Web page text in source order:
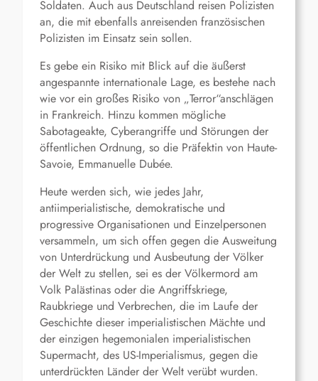
Soldaten. Auch aus Deutschland reisen Polizisten
an, die mit ebenfalls anreisenden französischen
Polizisten im Einsatz sein sollen.
Es gebe ein Risiko mit Blick auf die äußerst
angespannte internationale Lage, es bestehe nach
wie vor ein großes Risiko von „Terror“anschlägen
in Frankreich. Hinzu kommen mögliche
Sabotageakte, Cyberangriffe und Störungen der
öffentlichen Ordnung, so die Präfektin von Haute-
Savoie, Emmanuelle Dubée.
Heute werden sich, wie jedes Jahr,
antiimperialistische, demokratische und
progressive Organisationen und Einzelpersonen
versammeln, um sich offen gegen die Ausweitung
von Unterdrückung und Ausbeutung der Völker
der Welt zu stellen, sei es der Völkermord am
Volk Palästinas oder die Angriffskriege,
Raubkriege und Verbrechen, die im Laufe der
Geschichte dieser imperialistischen Mächte und
der einzigen hegemonialen imperialistischen
Supermacht, des US-Imperialismus, gegen die
unterdrückten Länder der Welt verübt wurden.